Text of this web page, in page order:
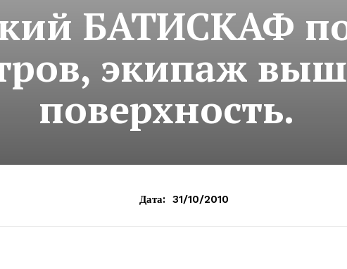
БАТИСКАФ
экипаж
поверхность.
Дата: 31/10/2010